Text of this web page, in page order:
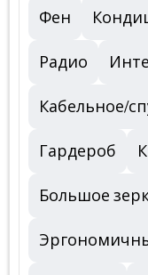
Фен
Радио
Кабельное/
Гардероб
Большое